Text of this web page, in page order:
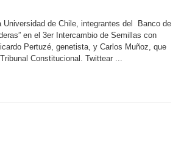
de Chile, integrantes del Banco de
en el 3er Intercambio de Semillas con
Pertuzé, genetista, y Carlos Muñoz, que
Constitucional. Twittear ...